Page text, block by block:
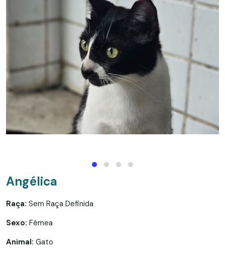
Angélica
Raça: Sem Raça Definida
Sexo: Fêmea
Animal: Gato